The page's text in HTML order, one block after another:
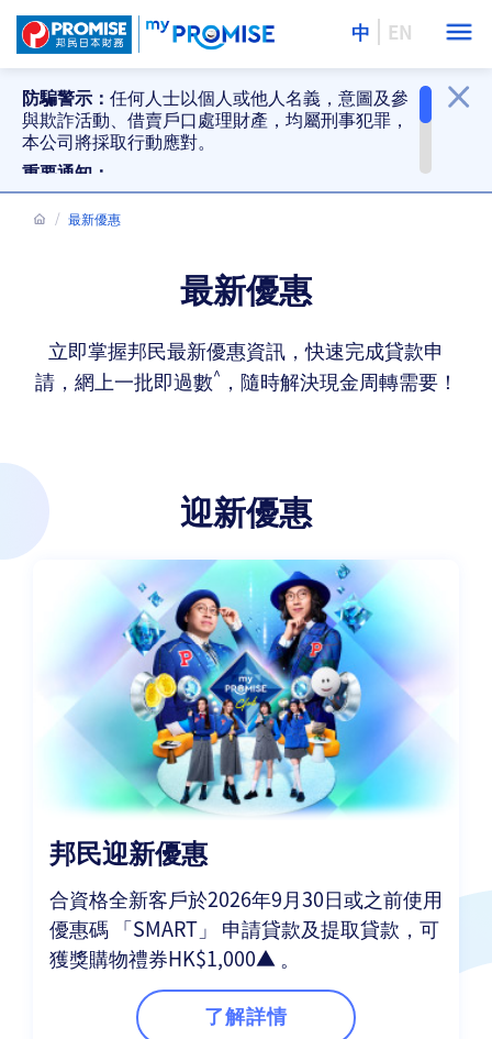
中 EN
防騙警示： 任何人士以個人或他人名義，意圖及參
與欺詐活動、借賣戶口處理財產，均屬刑事犯罪，
本公司將採取行動應對。
重要通知：
提防偽冒貸款推銷、偽冒還款要求及防騙警
示。詳情按此
最新優惠
最新優惠
立即掌握邦民最新優惠資訊，快速完成貸款申
請，網上一批即過數^ ，隨時解決現金周轉需要！
迎新優惠
邦民迎新優惠
合資格全新客戶於2026年9月30日或之前使用
優惠碼 「SMART」 申請貸款及提取貸款，可
獲獎購物禮券HK$1,000▲ 。
了解詳情